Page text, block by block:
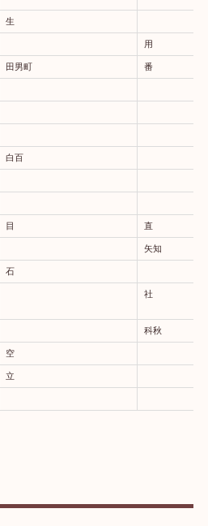
生
用
田男町 番
白百
目 直
矢知
石
社
科秋
空
立